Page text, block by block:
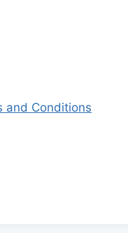
and Conditions